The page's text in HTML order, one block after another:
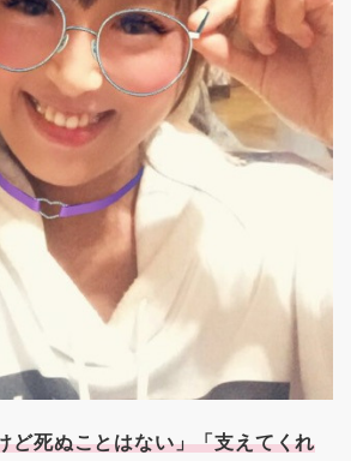
ど死ぬことはない」「支えてくれ